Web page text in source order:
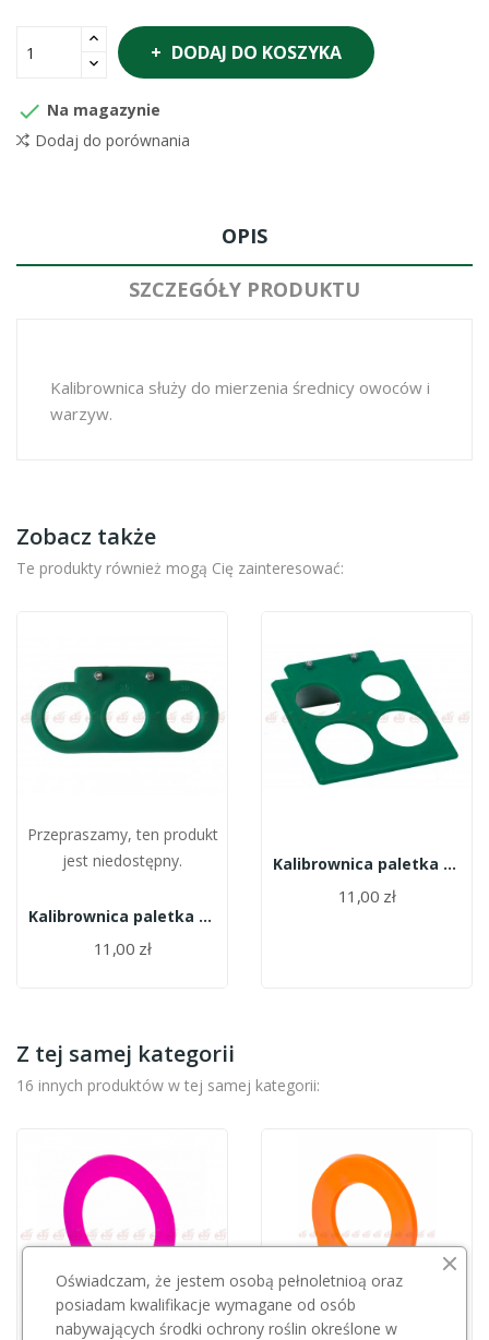
DODAJ DO KOSZYKA
 Na magazynie
Dodaj do porównania
OPIS
SZCZEGÓŁY PRODUKTU
Kalibrownica służy do mierzenia średnicy owoców i
warzyw.
Zobacz także
Te produkty również mogą Cię zainteresować:
Przepraszamy, ten produkt
jest niedostępny.
Kalibrownica paletka 30-40 mm
11,00 zł
Kalibrownica paletka 35-50 mm
11,00 zł
Z tej samej kategorii
16 innych produktów w tej samej kategorii:
Oświadczam, że jestem osobą pełnoletnioą oraz
posiadam kwalifikacje wymagane od osób
nabywających środki ochrony roślin określone w